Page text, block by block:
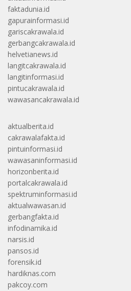
faktadunia.id
gapurainformasi.id
gariscakrawala.id
gerbangcakrawala.id
helvetianews.id
langitcakrawala.id
langitinformasi.id
pintucakrawala.id
wawasancakrawala.id
aktualberita.id
cakrawalafakta.id
pintuinformasi.id
wawasaninformasi.id
horizonberita.id
portalcakrawala.id
spektruminformasi.id
aktualwawasan.id
gerbangfakta.id
infodinamika.id
narsis.id
pansos.id
forensik.id
hardiknas.com
pakcoy.com